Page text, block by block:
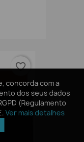
concorda com a
dos seus dados
(Regulamento
Ver mais detalhes
favorite_border
concorda com a
dos seus dados
(Regulamento
Ver mais detalhes